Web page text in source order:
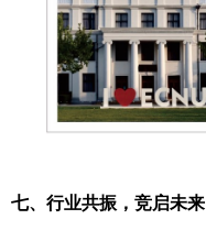
七、 行业共振，竞启未来